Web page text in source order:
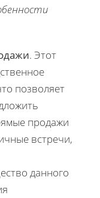
. Этот
позволяет
продажи
встречи,
данного